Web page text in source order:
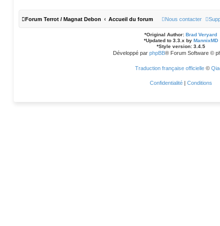
Forum Terrot / Magnat Debon Accueil du forum Nous contacter
*Original Author: Brad Veryard
*Updated to 3.3.x by MannixMD
*Style version: 3.4.5
Développé par phpBB® Forum Software ©
Traduction française officielle©
Confidentialité | Conditions